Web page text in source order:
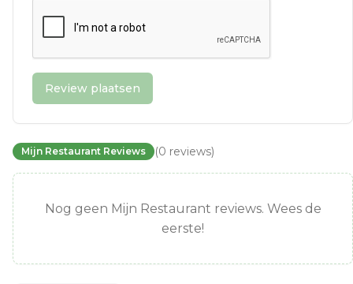
Review plaatsen
Mijn Restaurant Reviews (0 reviews)
Nog geen Mijn Restaurant reviews. Wees de
eerste!